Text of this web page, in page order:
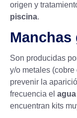
origen y
piscina.
Manchas
Son producidas
y/o metales
prevenir la
frecuencia el
encuentran kits